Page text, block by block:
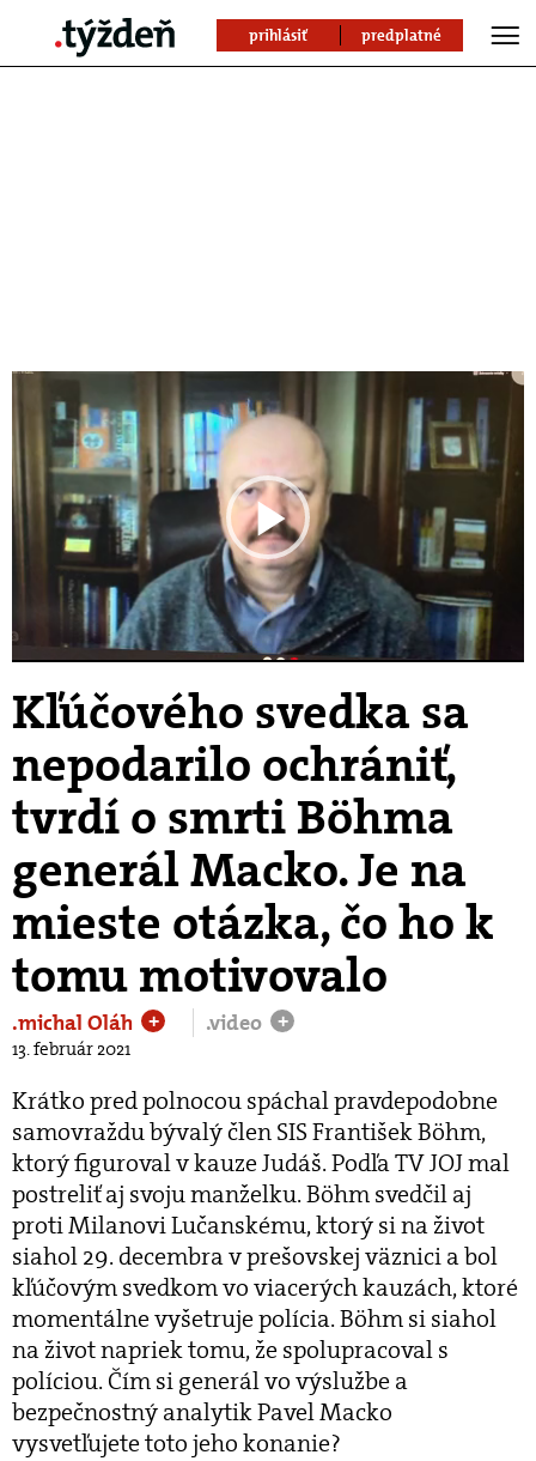
prihlásiť predplatné
Play
Video
Kľúčového svedka sa
nepodarilo ochrániť,
tvrdí o smrti Böhma
generál Macko. Je na
mieste otázka, čo ho k
tomu motivovalo
.michal Oláh + .video +
13. február 2021
Krátko pred polnocou spáchal pravdepodobne
samovraždu bývalý člen SIS František Böhm,
ktorý figuroval v kauze Judáš. Podľa TV JOJ mal
postreliť aj svoju manželku. Böhm svedčil aj
proti Milanovi Lučanskému, ktorý si na život
siahol 29. decembra v prešovskej väznici a bol
kľúčovým svedkom vo viacerých kauzách, ktoré
momentálne vyšetruje polícia. Böhm si siahol
na život napriek tomu, že spolupracoval s
políciou. Čím si generál vo výslužbe a
bezpečnostný analytik Pavel Macko
vysvetľujete toto jeho konanie?